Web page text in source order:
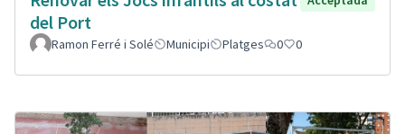
del Port
Ramon Ferré i Solé Municipi Platges 0 0